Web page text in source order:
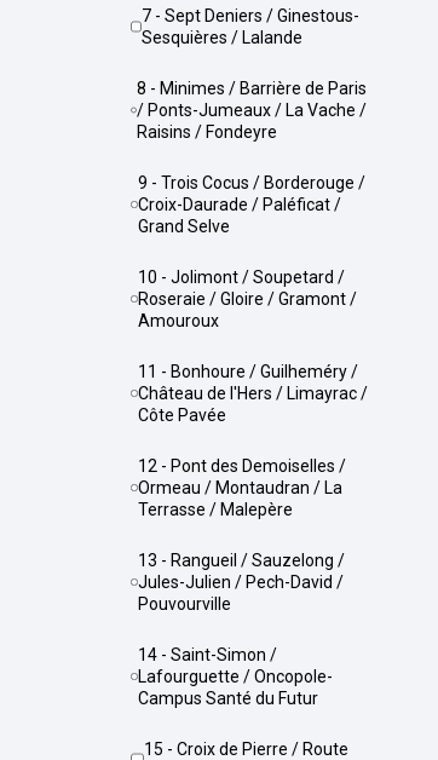
7 - Sept Deniers / Ginestous-
Sesquières / Lalande
8 - Minimes / Barrière de Paris
/ Ponts-Jumeaux / La Vache /
Raisins / Fondeyre
9 - Trois Cocus / Borderouge /
Croix-Daurade / Paléficat /
Grand Selve
10 - Jolimont / Soupetard /
Roseraie / Gloire / Gramont /
Amouroux
11 - Bonhoure / Guilheméry /
Château de l'Hers / Limayrac /
Côte Pavée
12 - Pont des Demoiselles /
Ormeau / Montaudran / La
Terrasse / Malepère
13 - Rangueil / Sauzelong /
Jules-Julien / Pech-David /
Pouvourville
14 - Saint-Simon /
Lafourguette / Oncopole-
Campus Santé du Futur
15 - Croix de Pierre / Route